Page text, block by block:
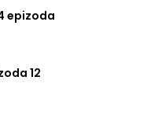
epizoda
12